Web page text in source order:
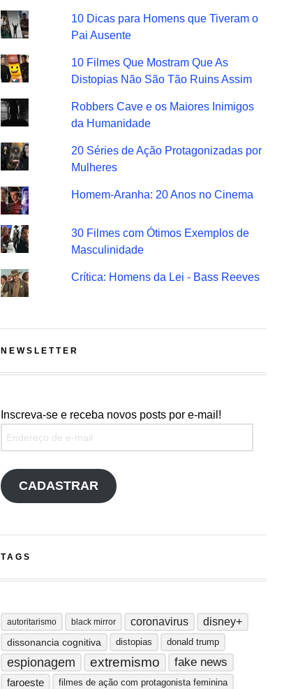
10 Dicas para Homens que Tiveram o
Pai Ausente
10 Filmes Que Mostram Que As
Distopias Não São Tão Ruins Assim
Robbers Cave e os Maiores Inimigos
da Humanidade
20 Séries de Ação Protagonizadas por
Mulheres
Homem-Aranha: 20 Anos no Cinema
30 Filmes com Ótimos Exemplos de
Masculinidade
Crítica: Homens da Lei - Bass Reeves
NEWSLETTER
Inscreva-se e receba novos posts por e-mail!
CADASTRAR
TAGS
autoritarismo black mirror coronavirus disney+
dissonancia cognitiva distopias donald trump
espionagem extremismo fake news
faroeste filmes de ação com protagonista feminina